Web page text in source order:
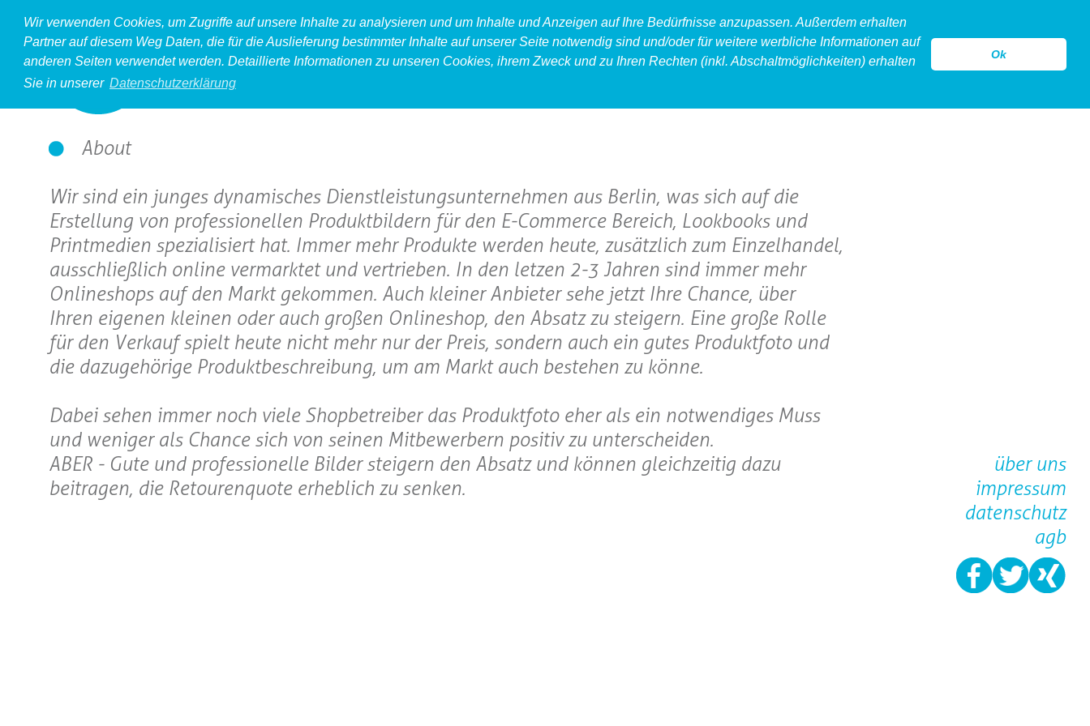
Wir verwenden Cookies, um Zugriffe auf unsere Inhalte zu analysieren und um Inhalte und Anzeigen auf Ihre Bedürfnisse anzupassen. Außerdem erhalten
Partner auf diesem Weg Daten, die für die Auslieferung bestimmter Inhalte auf unserer Seite notwendig sind und/oder für weitere werbliche Informationen auf
anderen Seiten verwendet werden. Detaillierte Informationen zu unseren Cookies, ihrem Zweck und zu Ihren Rechten (inkl. Abschaltmöglichkeiten) erhalten
Sie in unserer Datenschutzerklärung
Ok
hollow kontakt
About
Wir sind ein junges dynamisches Dienstleistungsunternehmen aus Berlin, was sich auf die
Erstellung von professionellen Produktbildern für den E-Commerce Bereich, Lookbooks und
Printmedien spezialisiert hat. Immer mehr Produkte werden heute, zusätzlich zum Einzelhandel,
ausschließlich online vermarktet und vertrieben. In den letzen 2-3 Jahren sind immer mehr
Onlineshops auf den Markt gekommen. Auch kleiner Anbieter sehe jetzt Ihre Chance, über
Ihren eigenen kleinen oder auch großen Onlineshop, den Absatz zu steigern. Eine große Rolle
für den Verkauf spielt heute nicht mehr nur der Preis, sondern auch ein gutes Produktfoto und
die dazugehörige Produktbeschreibung, um am Markt auch bestehen zu könne.
Dabei sehen immer noch viele Shopbetreiber das Produktfoto eher als ein notwendiges Muss
und weniger als Chance sich von seinen Mitbewerbern positiv zu unterscheiden.
ABER - Gute und professionelle Bilder steigern den Absatz und können gleichzeitig dazu
beitragen, die Retourenquote erheblich zu senken.
über uns
impressum
datenschutz
agb